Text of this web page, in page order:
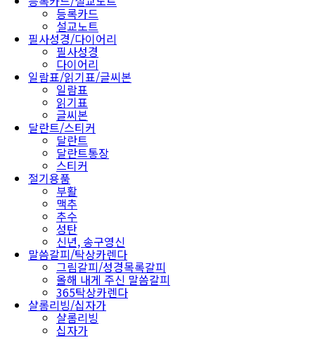
등록카드
설교노트
필사성경/다이어리
필사성경
다이어리
일람표/읽기표/글씨본
일람표
읽기표
글씨본
달란트/스티커
달란트
달란트통장
스티커
절기용품
부활
맥추
추수
성탄
신년, 송구영신
말씀갈피/탁상카렌다
그림갈피/성경목록갈피
올해 내게 주신 말씀갈피
365탁상카렌다
샬롬리빙/십자가
샬롬리빙
십자가